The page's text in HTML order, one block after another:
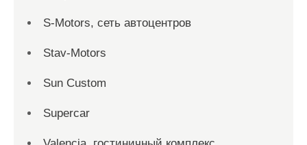
S-Motors, сеть автоцентров
Stav-Motors
Sun Custom
Supercar